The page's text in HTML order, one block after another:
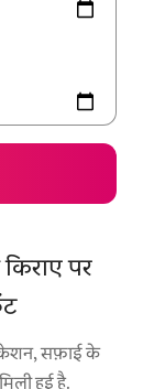
पर
सफ़ाई के
हुई है.